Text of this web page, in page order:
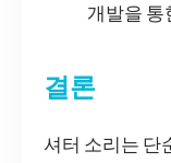
개발을 통
결론
셔터 소리는 단